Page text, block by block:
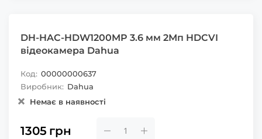
DH-HAC-HDW1200MP 3.6 мм 2Мп HDCVI
відеокамера Dahua
Код: 00000000637
Виробник: Dahua
Немає в наявності
1305 грн